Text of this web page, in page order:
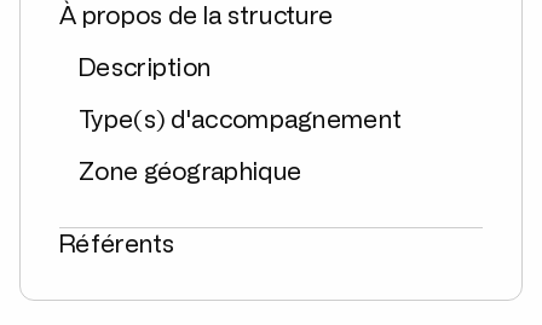
À propos de la structure
Description
Type(s) d'accompagnement
Zone géographique
Référents